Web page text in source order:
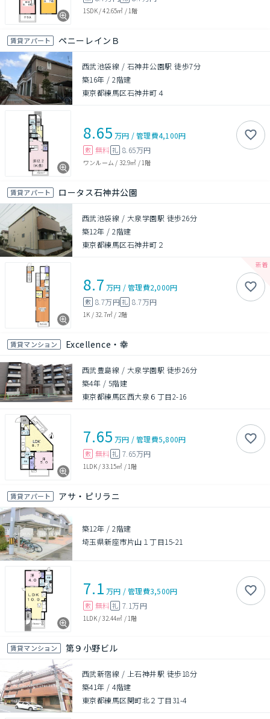
1SDK/42.65㎡ / 1階
賃貸アパート ペニーレインＢ
西武池袋線 / 石神井公園駅 徒歩7分
築16年 /2階建
東京都練馬区石神井町４
8.65 万円 /管理費4,100円
敷 無料 礼 8.65万円
ワンルーム / 32.9㎡ / 1階
賃貸アパート ロータス石神井公園
西武池袋線 / 大泉学園駅 徒歩26分
築12年 /2階建
東京都練馬区石神井町２
8.7 万円 /管理費2,000円
敷 8.7万円礼 8.7万円
1K /32.7㎡ / 2階
賃貸マンション Excellence・幸
西武豊島線 / 大泉学園駅 徒歩26分
築4年 / 5階建
東京都練馬区西大泉６丁目2-16
7.65 万円 /管理費5,800円
敷 無料 礼 7.65万円
1LDK/33.15㎡ / 1階
賃貸アパート アサ・ピリラニ
築12年 /2階建
埼玉県新座市片山１丁目15-21
7.1 万円 /管理費3,500円
敷 無料 礼 7.1万円
1LDK/32.44㎡ / 1階
賃貸マンション 第９小野ビル
西武新宿線 / 上石神井駅 徒歩18分
築41年 /4階建
東京都練馬区関町北２丁目31-4